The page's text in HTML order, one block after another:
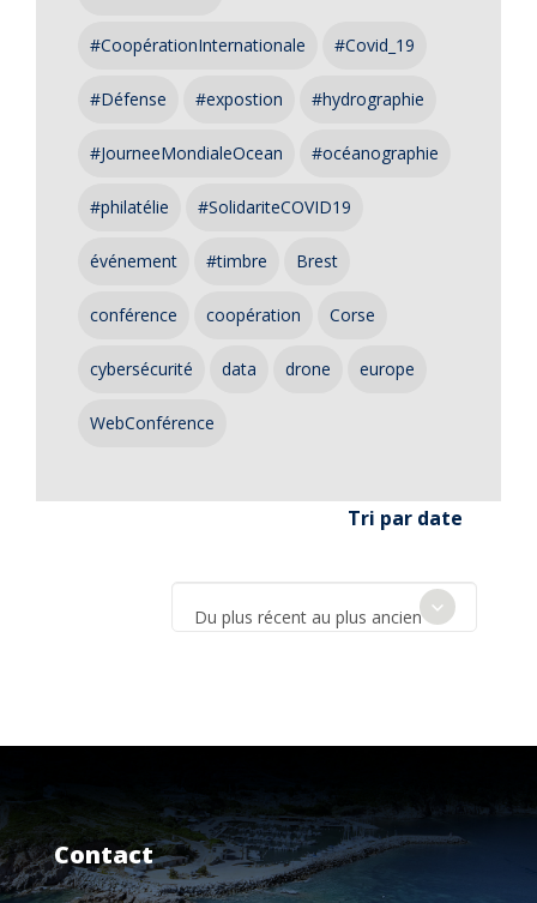
#CoopérationInternationale #Covid_19
#Défense #expostion #hydrographie
#JourneeMondialeOcean #océanographie
#philatélie #SolidariteCOVID19
événement #timbre Brest
conférence coopération Corse
cybersécurité data drone europe
WebConférence
Tri par date
Du plus récent au plus ancien
Contact